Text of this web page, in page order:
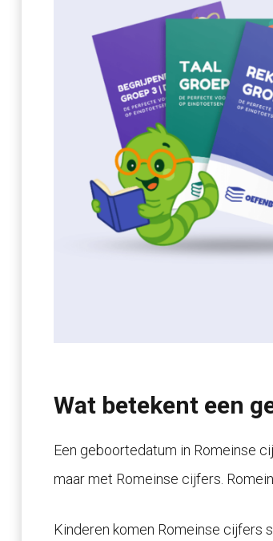
Wat betekent een
Een geboortedatum in Romeinse
maar met Romeinse cijfers.
Kinderen komen Romeinse cijfers